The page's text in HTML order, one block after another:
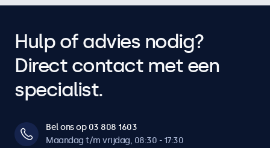
Hulp of advies nodig?
Direct contact met een
specialist.
Bel ons op 03 808 1603
Maandag t/m vrijdag, 08:30 - 17:30